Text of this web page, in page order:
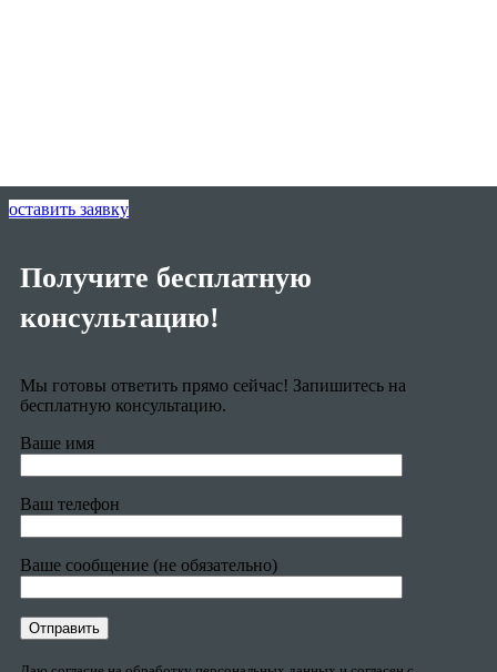
оставить заявку
Получите бесплатную
консультацию!
Мы готовы ответить прямо сейчас! Запишитесь на
бесплатную консультацию.
Ваше имя
Ваш телефон
Ваше сообщение (не обязательно)